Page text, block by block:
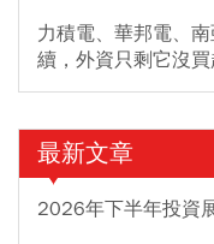
力積電、華邦電、
續，外資只剩它沒
最新文章
2026年下半年投資